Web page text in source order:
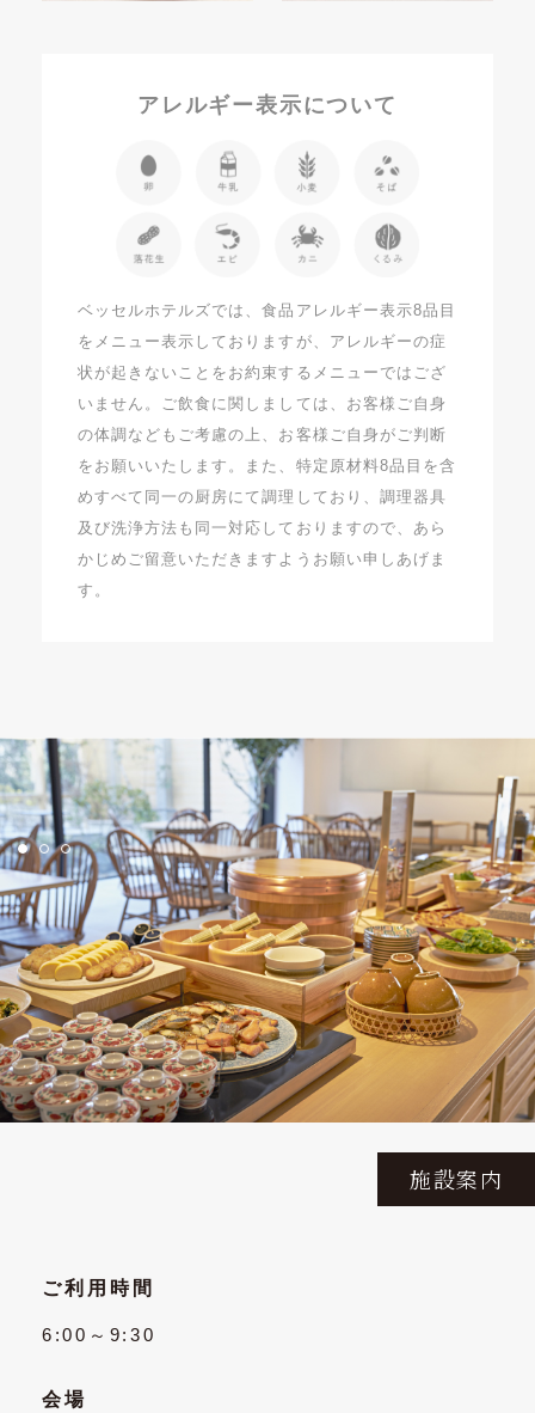
アレルギー表示について
ベッセルホテルズでは、食品アレルギー表示8品目
をメニュー表示しておりますが、アレルギーの症
状が起きないことをお約束するメニューではござ
いません。ご飲食に関しましては、お客様ご自身
の体調などもご考慮の上、お客様ご自身がご判断
をお願いいたします。また、特定原材料8品目を含
めすべて同一の厨房にて調理しており、調理器具
及び洗浄方法も同一対応しておりますので、あら
かじめご留意いただきますようお願い申しあげま
す。
施設案内
ご利用時間
6:00～9:30
会場